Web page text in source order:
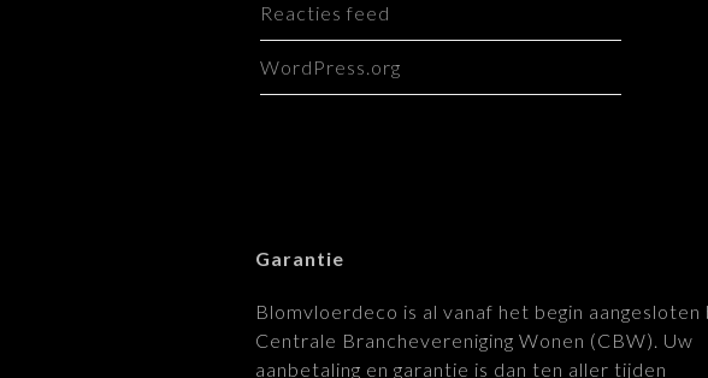
Reacties feed
WordPress.org
Garantie
Blomvloerdeco is al vanaf het begin aangesloten
Centrale Branchevereniging Wonen (CBW). Uw
aanbetaling en garantie is dan ten aller tijden